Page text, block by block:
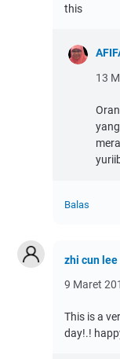
this
13
Balas
zhi cun lee
9 Maret
This is a
day!.!